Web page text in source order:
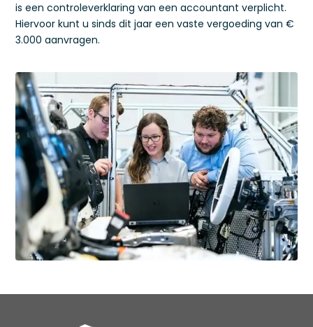
is een controleverklaring van een accountant verplicht.
Hiervoor kunt u sinds dit jaar een vaste vergoeding van €
3.000 aanvragen.